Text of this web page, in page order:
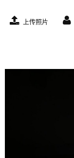
上传照片